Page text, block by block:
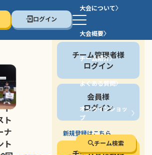
ログイン
大会について
大会概要
チーム紹介
よくある質問
オンラインショッ
プ
チーム検索
停止する
ト
ト
ナ
ト
会員の方
チーム管理者様
ログイン
会員様
ログイン
新規登録はこちら